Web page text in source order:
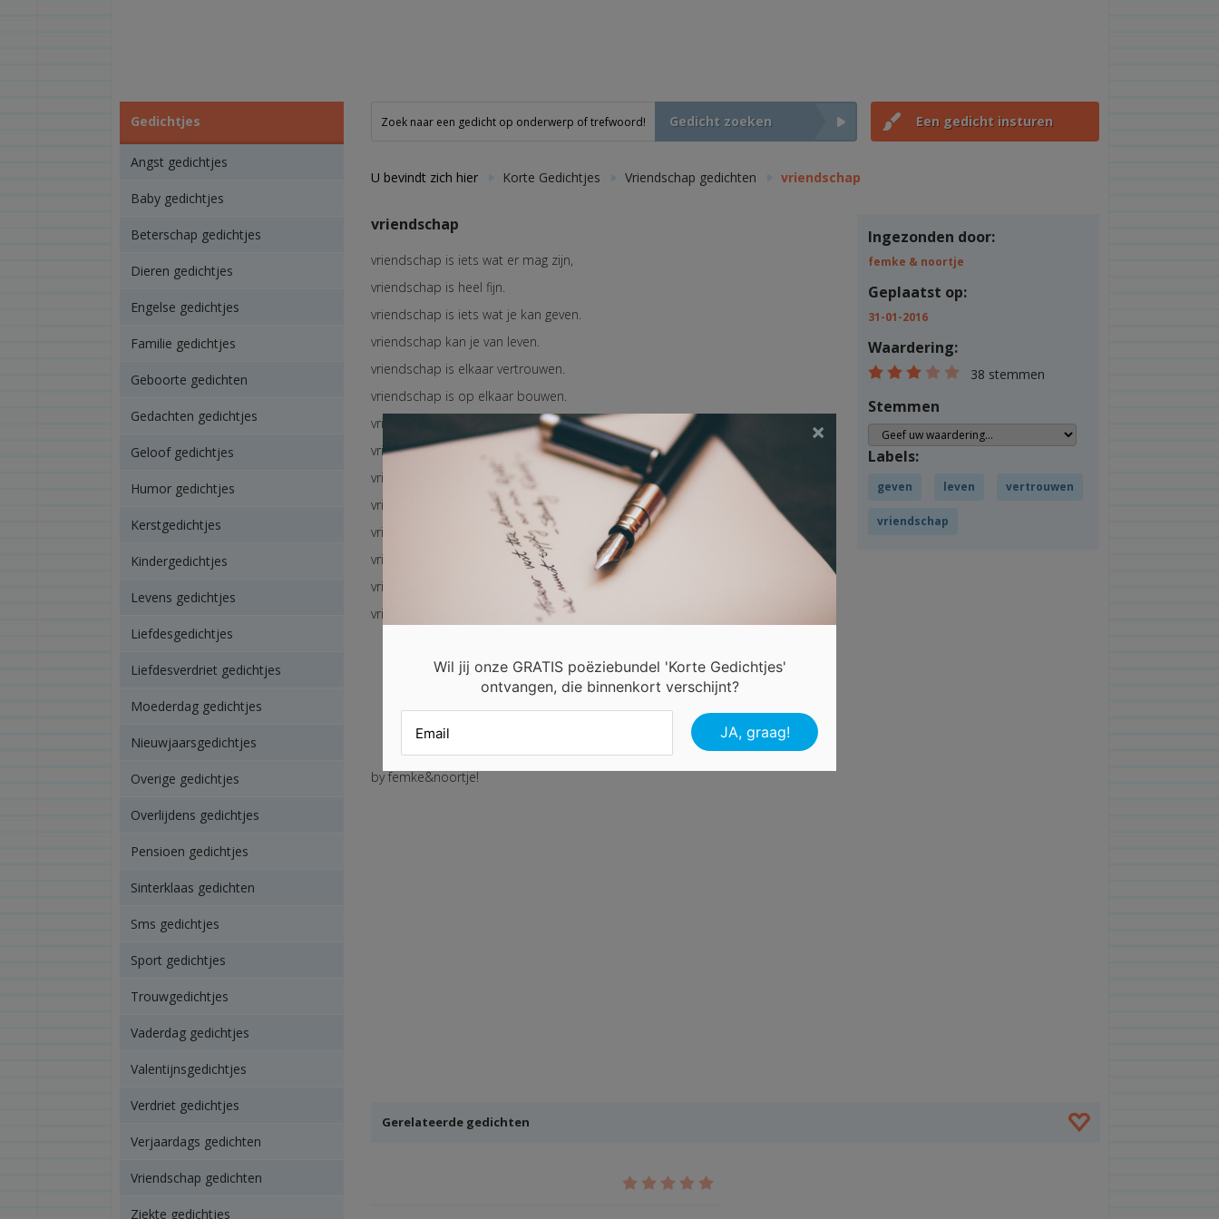
Gedicht zoeken Een gedicht insturen
U bevindt zich hier Korte Gedichtjes Vriendschap gedichten vriendschap
vriendschap
vriendschap is iets wat er mag zijn,
vriendschap is heel fijn.
vriendschap is iets wat je kan geven.
vriendschap kan je van leven.
vriendschap is elkaar vertrouwen.
vriendschap is op elkaar bouwen.
vriendschap is dat je elkaar mist.
vriendschap is iets waar in je niet vergist.
vriendschap is delen.
vriendschap is niet stelen.
vriendschap is elkaar kunnen vergeven.
vriendschap is elkaar kansen kunnen geven.
vriendschap is het mooiste wat er kan bestaan.
vriendschap is iets wat niet mag vergaan.
by femke&noortje!
Ingezonden door:
femke & noortje
Geplaatst op:
31-01-2016
Waardering:
38 stemmen
Stemmen
Labels:
geven leven vertrouwen
vriendschap
Gerelateerde gedichten
Gedichtjes
Angst gedichtjes
Baby gedichtjes
Beterschap gedichtjes
Dieren gedichtjes
Engelse gedichtjes
Familie gedichtjes
Geboorte gedichten
Gedachten gedichtjes
Geloof gedichtjes
Humor gedichtjes
Kerstgedichtjes
Kindergedichtjes
Levens gedichtjes
Liefdesgedichtjes
Liefdesverdriet gedichtjes
Moederdag gedichtjes
Nieuwjaarsgedichtjes
Overige gedichtjes
Overlijdens gedichtjes
Pensioen gedichtjes
Sinterklaas gedichten
Sms gedichtjes
Sport gedichtjes
Trouwgedichtjes
Vaderdag gedichtjes
Valentijnsgedichtjes
Verdriet gedichtjes
Verjaardags gedichten
Vriendschap gedichten
Ziekte gedichtjes
Wil jij onze GRATIS poëziebundel 'Korte Gedichtjes'
ontvangen, die binnenkort verschijnt?
×